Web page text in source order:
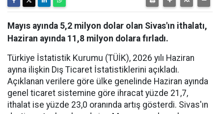
Mayıs ayında 5,2 milyon dolar olan Sivas'ın ithalatı,
Haziran ayında 11,8 milyon dolara fırladı.
Türkiye İstatistik Kurumu (TÜİK), 2026 yılı Haziran
ayına ilişkin Dış Ticaret İstatistiklerini açıkladı.
Açıklanan verilere göre ülke genelinde Haziran ayında
genel ticaret sistemine göre ihracat yüzde 21,7,
ithalat ise yüzde 23,0 oranında artış gösterdi. Sivas'ın